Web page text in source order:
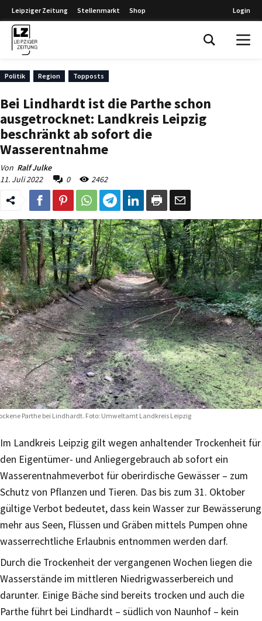
Leipziger Zeitung Stellenmarkt Shop Login
Politik Region Topposts
Bei Lindhardt ist die Parthe schon
ausgetrocknet: Landkreis Leipzig
beschränkt ab sofort die
Wasserentnahme
Von Ralf Julke
11. Juli 2022
0 2462
Parthe bei Lindhardt. Foto: Umweltamt Landkreis Leipzig
Im Landkreis Leipzig gilt wegen anhaltender Trockenheit für
den Eigentümer- und Anliegergebrauch ab sofort ein
Wasserentnahmeverbot für oberirdische Gewässer – zum
Schutz von Pflanzen und Tieren. Das bis zum 31. Oktober
gültige Verbot bedeutet, dass kein Wasser zur Bewässerung
mehr aus Seen, Flüssen und Gräben mittels Pumpen ohne
wasserrechtliche Erlaubnis entnommen werden darf.
Durch die Trockenheit der vergangenen Wochen liegen die
Wasserstände im mittleren Niedrigwasserbereich und
darunter. Einige Bäche sind bereits trocken und auch die
Parthe führt bei Lindhardt – südlich von Naunhof – kein